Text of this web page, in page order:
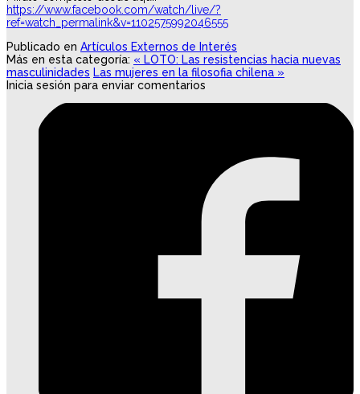
https://www.facebook.com/watch/live/?
ref=watch_permalink&v=1102575992046555
Publicado en Artículos Externos de Interés
Más en esta categoría: « LOTO: Las resistencias hacia nuevas
masculinidades Las mujeres en la filosofia chilena »
Inicia sesión para enviar comentarios